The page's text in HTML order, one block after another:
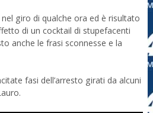
giro di qualche ora ed è risultato
di un cocktail di stupefacenti
anche le frasi sconnesse e la
fasi dell’arresto girati da alcuni